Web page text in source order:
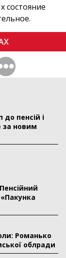
пенсій і
за новим
Романько
облради
состояние